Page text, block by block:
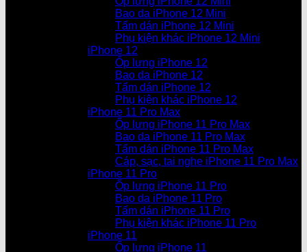
Bao da iPhone 12 Mini
Tấm dán iPhone 12 Mini
Phụ kiện khác iPhone 12 Mini
iPhone 12
Ốp lưng iPhone 12
Bao da iPhone 12
Tấm dán iPhone 12
Phụ kiện khác iPhone 12
iPhone 11 Pro Max
Ốp lưng iPhone 11 Pro Max
Bao da iPhone 11 Pro Max
Tấm dán iPhone 11 Pro Max
Cáp, sạc, tai nghe iPhone 11 Pro Max
iPhone 11 Pro
Ốp lưng iPhone 11 Pro
Bao da iPhone 11 Pro
Tấm dán iPhone 11 Pro
Phụ kiện khác iPhone 11 Pro
iPhone 11
Ốp lưng iPhone 11